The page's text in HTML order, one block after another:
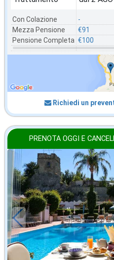
Con Colazione
Mezza Pensione
Pensione Completa
-
€91
€100
Richiedi un
PRENOTA OGGI E
in offerta da
€69,00
a notte